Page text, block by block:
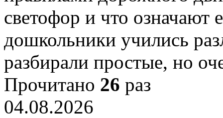
светофор и что означают
дошкольники учились
разбирали простые, но
Прочитано 26 раз
04.08.2026